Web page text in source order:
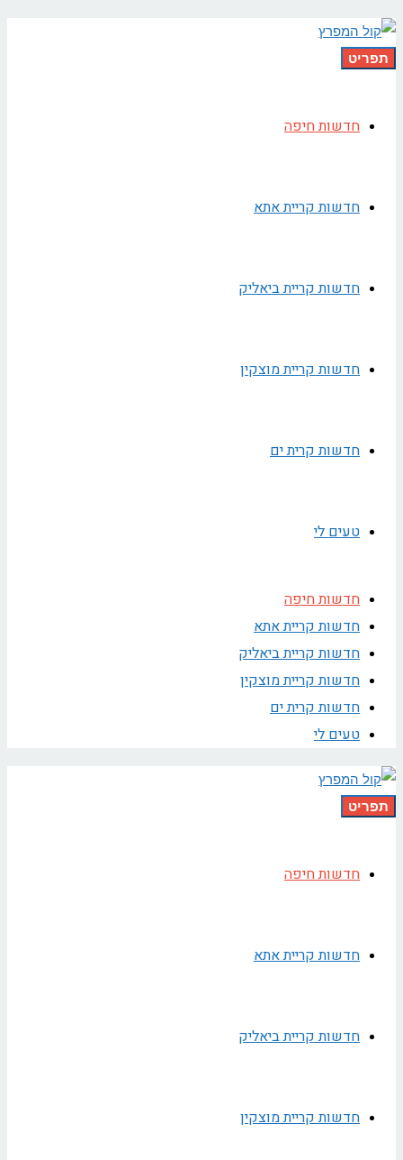
תפריט
חדשות חיפה
חדשות קריית אתא
חדשות קריית ביאליק
חדשות קריית מוצקין
חדשות קרית ים
טעים לי
חדשות חיפה
חדשות קריית אתא
חדשות קריית ביאליק
חדשות קריית מוצקין
חדשות קרית ים
טעים לי
תפריט
חדשות חיפה
חדשות קריית אתא
חדשות קריית ביאליק
חדשות קריית מוצקין